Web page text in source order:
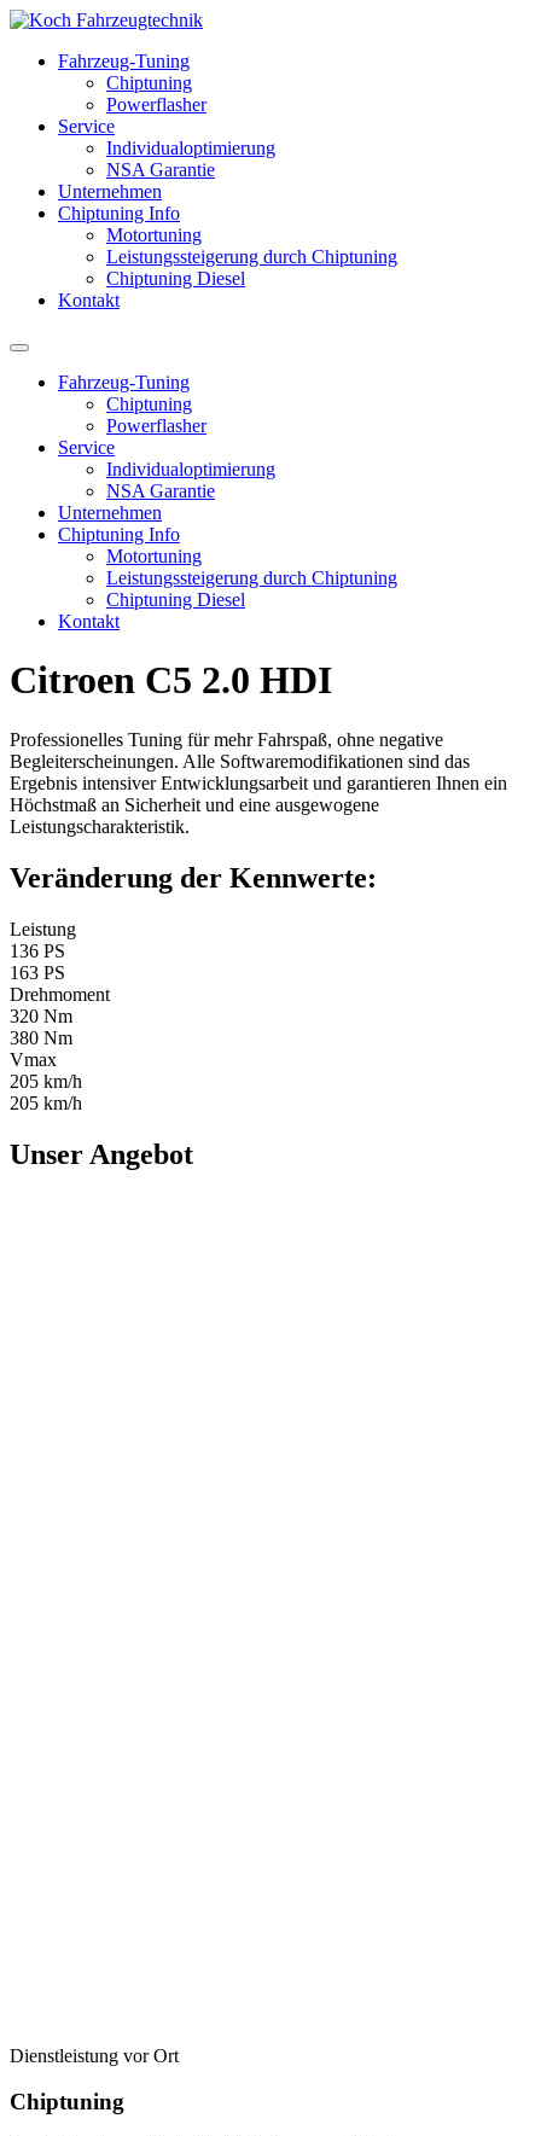
Fahrzeug-Tuning
Chiptuning
Powerflasher
Service
Individualoptimierung
NSA Garantie
Unternehmen
Chiptuning Info
Motortuning
Leistungssteigerung durch Chiptuning
Chiptuning Diesel
Kontakt
Fahrzeug-Tuning
Chiptuning
Powerflasher
Service
Individualoptimierung
NSA Garantie
Unternehmen
Chiptuning Info
Motortuning
Leistungssteigerung durch Chiptuning
Chiptuning Diesel
Kontakt
Citroen C5 2.0 HDI
Professionelles Tuning für mehr Fahrspaß, ohne negative
Begleiterscheinungen. Alle Softwaremodifikationen sind das
Ergebnis intensiver Entwicklungsarbeit und garantieren Ihnen ein
Höchstmaß an Sicherheit und eine ausgewogene
Leistungscharakteristik.
Veränderung der Kennwerte:
Leistung
136 PS
163 PS
Drehmoment
320 Nm
380 Nm
Vmax
205 km/h
205 km/h
Unser Angebot
Dienstleistung vor Ort
Chiptuning